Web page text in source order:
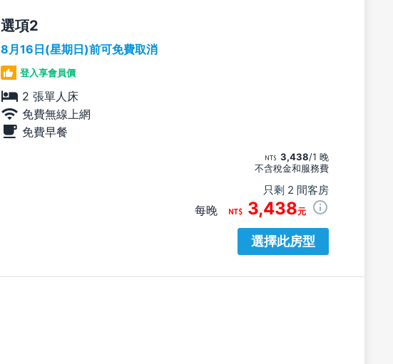
選項
8月16日(星期日)前可免費取消
登入享會員價
2 張單人床
免費無線上網
免費早餐
3,438/1 晚
不含稅金和服務費
只剩 2 間客房
每晚 3,438元
選擇此房型